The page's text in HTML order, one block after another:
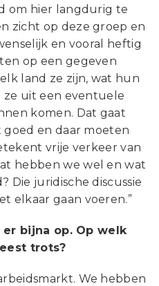
om hier langdurig te
zicht op deze groep en
en vooral heftig
op een gegeven
land ze zijn, wat hun
ze uit een eventuele
komen. Dat gaat
en daar moeten
vrije verkeer van
hebben we wel en wat
Die juridische discussie
elkaar gaan voeren.”
bijna op. Op welk
trots?
We hebben